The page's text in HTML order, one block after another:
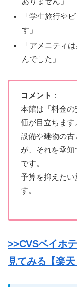
「学生旅行や
す」
「アメニティ
んでした」
コメント ：
本館は「料金
価が目立ちます
設備や建物の古
が、それを承
です。
予算を抑えたい
す。
>>CVSベイホ
見てみる【楽天